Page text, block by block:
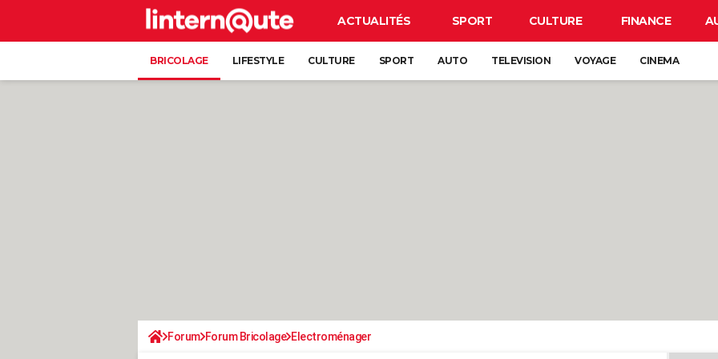
ACTUALITÉS SPORT CULTURE FINANCE
BRICOLAGE LIFESTYLE CULTURE SPORT AUTO TELEVISION VOYAGE CINEMA
Forum Forum Bricolage Electroménager